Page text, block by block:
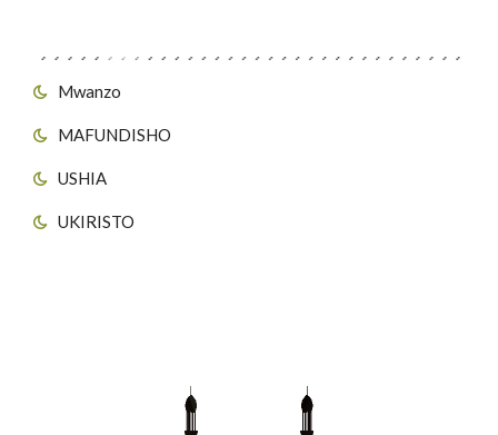
Mwanzo
MAFUNDISHO
USHIA
UKIRISTO